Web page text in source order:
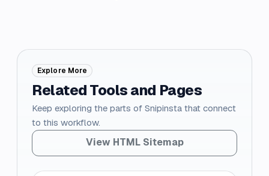
Explore More
Related Tools and Pages
Keep exploring the parts of Snipinsta that connect
to this workflow.
View HTML Sitemap